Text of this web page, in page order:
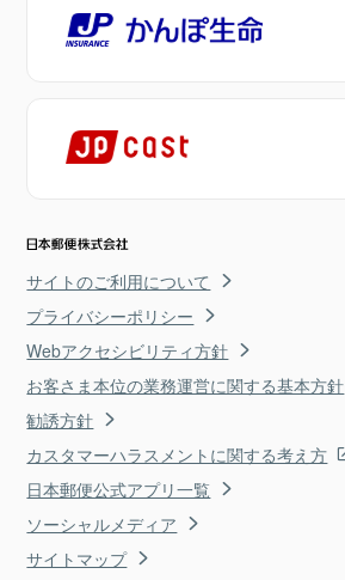
サイトのご利用について
プライバシーポリシー
Webアクセシビリティ方針
お客さま本位の業務運営に関する基本方針
勧誘方針
カスタマーハラスメントに関する考え方
日本郵便公式アプリ一覧
ソーシャルメディア
サイトマップ